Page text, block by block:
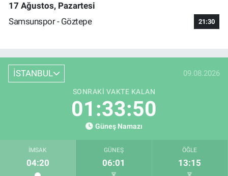
17 Ağustos, Pazartesi
Samsunspor - Göztepe
21:30
İSTANBUL 09.08.2026
SONRAKI VAKTE KALAN
01:33:49
Güneş Namazı
İMSAK
04:20
GÜNEŞ
06:01
ÖĞLE
13:15